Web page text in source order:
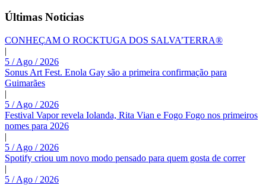
Últimas Noticias
CONHEÇAM O ROCKTUGA DOS SALVA’TERRA®
|
5 / Ago / 2026
Sonus Art Fest. Enola Gay são a primeira confirmação para
Guimarães
|
5 / Ago / 2026
Festival Vapor revela Iolanda, Rita Vian e Fogo Fogo nos primeiros
nomes para 2026
|
5 / Ago / 2026
Spotify criou um novo modo pensado para quem gosta de correr
|
5 / Ago / 2026